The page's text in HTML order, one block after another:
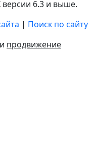
версии 6.3 и выше.
| Поиск по сайту
и продвижение